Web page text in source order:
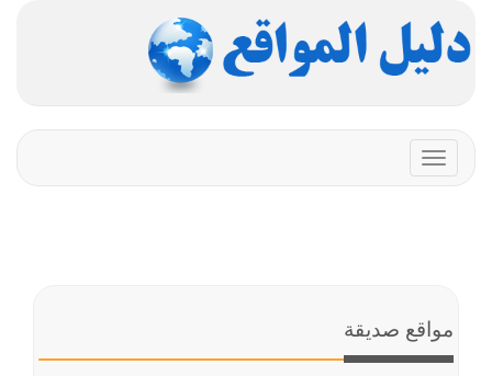
Toggle
navigation
مواقع صديقة